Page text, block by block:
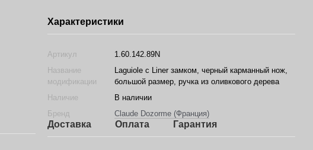
Характеристики
Артикул
1.60.142.89N
Название
модификации
Laguiole с Liner замком, черный карманный нож,
большой размер, ручка из оливкового дерева
Наличие
В наличии
Бренд
Claude Dozorme (Франция)
Доставка Оплата Гарантия